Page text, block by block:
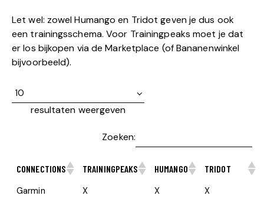
Let wel: zowel Humango en Tridot geven je dus ook
een trainingsschema. Voor Trainingpeaks moet je dat
er los bijkopen via de Marketplace (of Bananenwinkel
bijvoorbeeld).
resultaten weergeven
Zoeken:
CONNECTIONS TRAININGPEAKS HUMANGO TRIDOT
Garmin X X
X